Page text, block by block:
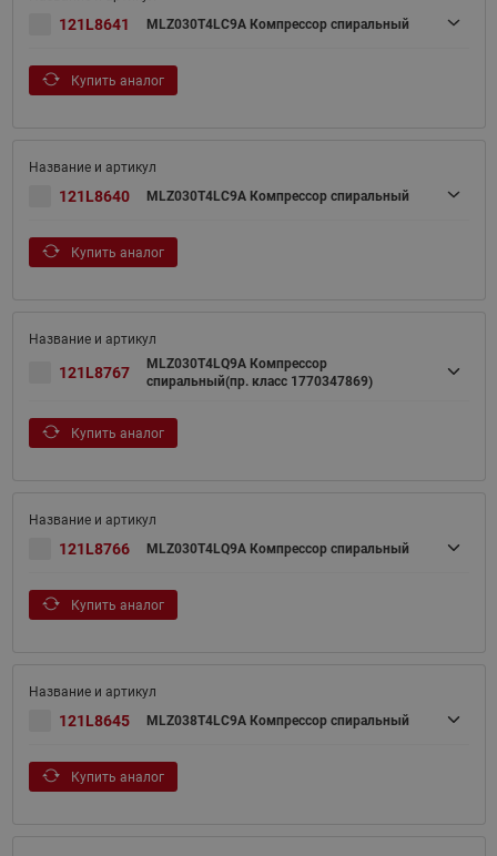
121L8641 MLZ030T4LC9A Компрессор спиральный
Купить аналог
121L8640 MLZ030T4LC9A Компрессор спиральный
Купить аналог
121L8767
MLZ030T4LQ9A Компрессор
спиральный(пр. класс 1770347869)
Купить аналог
121L8766 MLZ030T4LQ9A Компрессор спиральный
Купить аналог
121L8645 MLZ038T4LC9A Компрессор спиральный
Купить аналог